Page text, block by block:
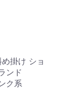
掛け ショ
ンド
ク系